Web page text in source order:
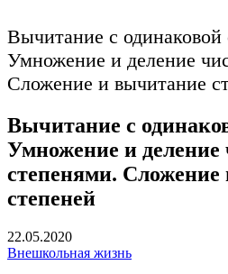
Вычитание с одинаковой
Умножение и деление
Сложение и вычитание
Вычитание с
Умножение и деление
степенями.
степеней
22.05.2020
Внешкольная жизнь